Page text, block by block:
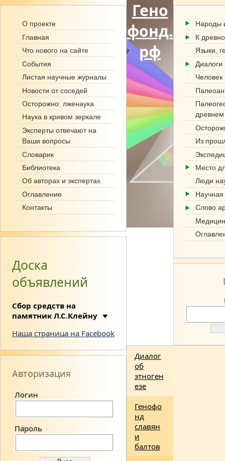
О проекте
Главная
Что нового на сайте
События
Листая научные журналы
Новости от соседей
Осторожно: лженаука
Наука в кривом зеркале
Эксперты отвечают на
Ваши вопросы
Словарик
Библиотека
Об авторах и экспертах
Оглавление
Контакты
Доска
объявлений
Сбор средств на
памятник Л.С.Клейну
Наша страница на Facebook
Авторизация
Логин
Пароль
Народы
К
Языки,
Диалоги
Человек
древнем
Из
Место
Люди
Научная
Слово
Гено
фонд.
рф
Диалог
об
этноген
езе
Генофо
нд
славян
и
балтов